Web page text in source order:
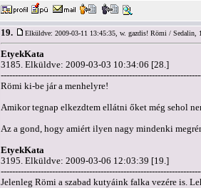
19. Elküldve: 2009-03-11 13:45:35, w. gazdis! Römi / Sedalin,
EtyekKata
3185. Elküldve: 2009-03-03 10:34:06 [28.]
Römi ki-be jár a menhelyre!
Amikor tegnap elkezdtem ellátni őket még sehol
Az a gond, hogy amiért ilyen nagy mindenki
EtyekKata
3195. Elküldve: 2009-03-06 12:03:39 [19.]
Jelenleg Römi a szabad kutyáink falka vezére is.